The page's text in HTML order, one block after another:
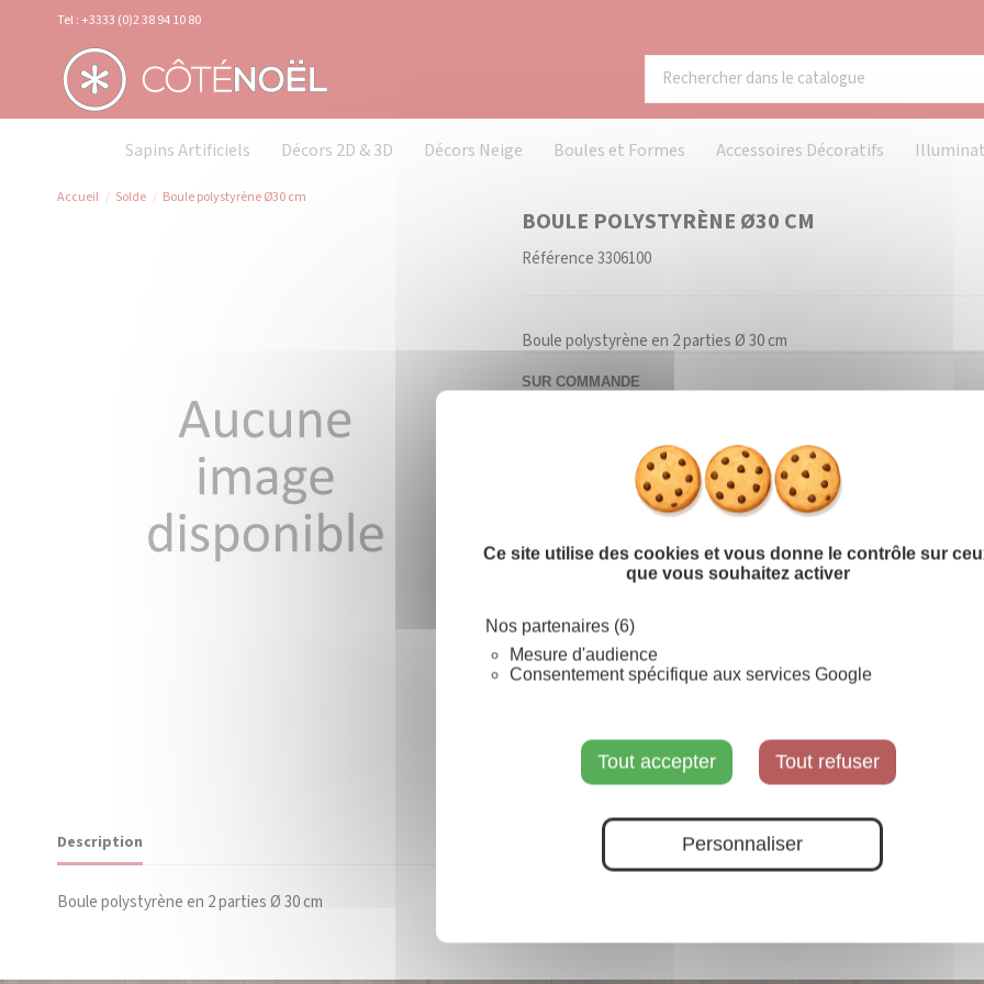
Ce site utilise des cookies et vous donne le contrôle sur
que vous souhaitez activer
Nos partenaires (6)
Mesure d'audience
Consentement spécifique aux services Google
Tout accepter Tout refuser
Personnaliser
Tel : +3333 (0)2 38 94 10 80
Sapins Artificiels Décors 2D & 3D Décors Neige Boules et Formes Accessoires Décoratifs
Accueil Solde Boule polystyrène Ø30 cm
BOULE POLYSTYRÈNE Ø30 CM
Référence 3306100
Boule polystyrène en 2 parties Ø 30 cm
SUR COMMANDE
Description
Boule polystyrène en 2 parties Ø 30 cm